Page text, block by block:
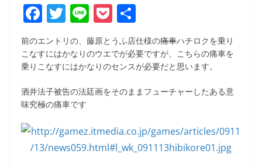
F
a
c
e
b
o
o
k
T
w
itt
er
Li
n
e
P
o
ck
et
有
前のエントリの、藤原とうふ店仕様の痛車ハチロクを乗り
こなすにはかなりのウエでが必要ですが、こちらの痛車を
乗りこなすにはかなりのセンスが必要だと思います。
酒井法子被告の法廷画をそのままフューチャーしたある意
味究極の痛車です